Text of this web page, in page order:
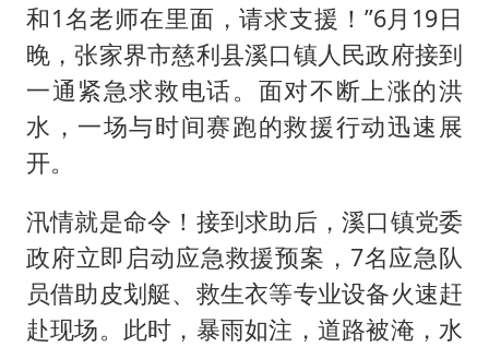
和1名老师在里面，请求支援！”6月19日
晚，张家界市慈利县溪口镇人民政府接到
一通紧急求救电话。面对不断上涨的洪
水，一场与时间赛跑的救援行动迅速展
开。
汛情就是命令！接到求助后，溪口镇党委
政府立即启动应急救援预案，7名应急队
员借助皮划艇、救生衣等专业设备火速赶
赴现场。此时，暴雨如注，道路被淹，水